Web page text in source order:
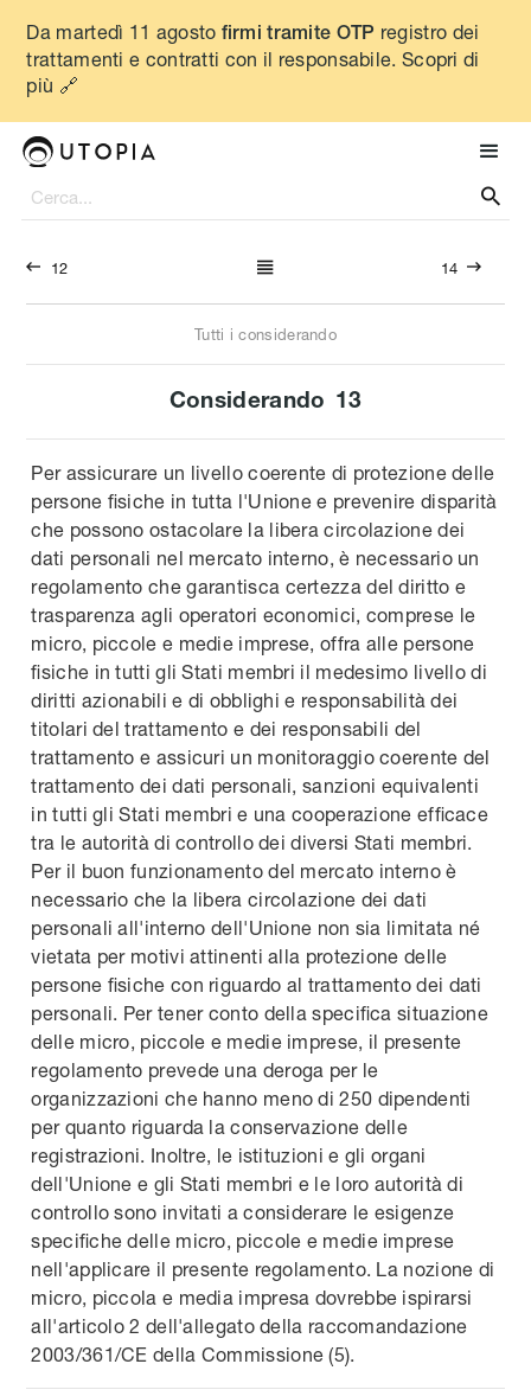
Da martedì 11 agosto firmi tramite OTP registro dei
trattamenti e contratti con il responsabile. Scopri di
più 🔗

 12  14 
Tutti i considerando
Considerando 13
Per assicurare un livello coerente di protezione delle
persone fisiche in tutta l'Unione e prevenire disparità
che possono ostacolare la libera circolazione dei
dati personali nel mercato interno, è necessario un
regolamento che garantisca certezza del diritto e
trasparenza agli operatori economici, comprese le
micro, piccole e medie imprese, offra alle persone
fisiche in tutti gli Stati membri il medesimo livello di
diritti azionabili e di obblighi e responsabilità dei
titolari del trattamento e dei responsabili del
trattamento e assicuri un monitoraggio coerente del
trattamento dei dati personali, sanzioni equivalenti
in tutti gli Stati membri e una cooperazione efficace
tra le autorità di controllo dei diversi Stati membri.
Per il buon funzionamento del mercato interno è
necessario che la libera circolazione dei dati
personali all'interno dell'Unione non sia limitata né
vietata per motivi attinenti alla protezione delle
persone fisiche con riguardo al trattamento dei dati
personali. Per tener conto della specifica situazione
delle micro, piccole e medie imprese, il presente
regolamento prevede una deroga per le
organizzazioni che hanno meno di 250 dipendenti
per quanto riguarda la conservazione delle
registrazioni. Inoltre, le istituzioni e gli organi
dell'Unione e gli Stati membri e le loro autorità di
controllo sono invitati a considerare le esigenze
specifiche delle micro, piccole e medie imprese
nell'applicare il presente regolamento. La nozione di
micro, piccola e media impresa dovrebbe ispirarsi
all'articolo 2 dell'allegato della raccomandazione
2003/361/CE della Commissione (5).